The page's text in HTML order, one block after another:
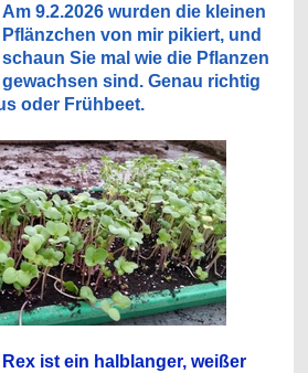
Am 9.2.2026 wurden die kleinen
Pflänzchen von mir pikiert, und
schaun Sie mal wie die Pflanzen
gewachsen sind. Genau richtig
oder Frühbeet.
Rex ist ein halblanger, weißer